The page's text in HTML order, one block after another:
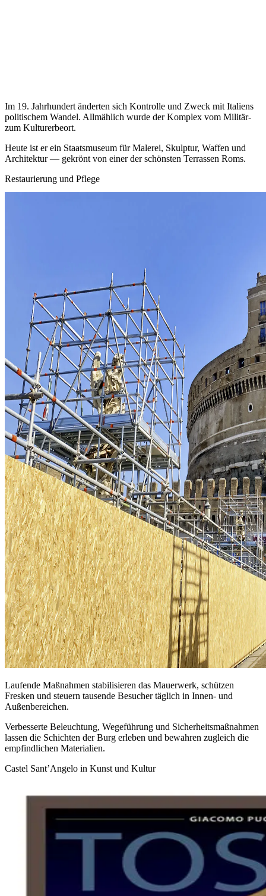
Im 19. Jahrhundert änderten sich Kontrolle und Zweck mit Italiens
politischem Wandel. Allmählich wurde der Komplex vom Militär‑
zum Kulturerbeort.
Heute ist er ein Staatsmuseum für Malerei, Skulptur, Waffen und
Architektur — gekrönt von einer der schönsten Terrassen Roms.
Restaurierung und Pflege
Laufende Maßnahmen stabilisieren das Mauerwerk, schützen
Fresken und steuern tausende Besucher täglich in Innen‑ und
Außenbereichen.
Verbesserte Beleuchtung, Wegeführung und Sicherheitsmaßnahmen
lassen die Schichten der Burg erleben und bewahren zugleich die
empfindlichen Materialien.
Castel Sant’Angelo in Kunst und Kultur